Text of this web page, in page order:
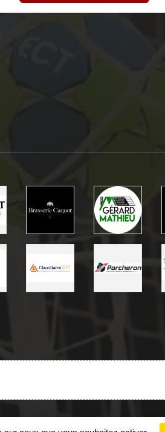
Gestion des cookies